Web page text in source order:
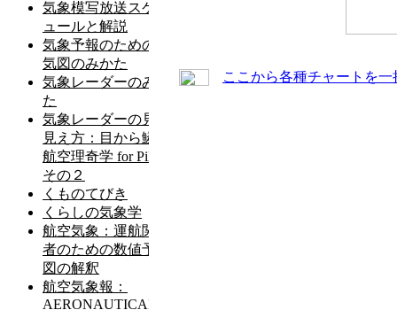
ここから各種チャートを